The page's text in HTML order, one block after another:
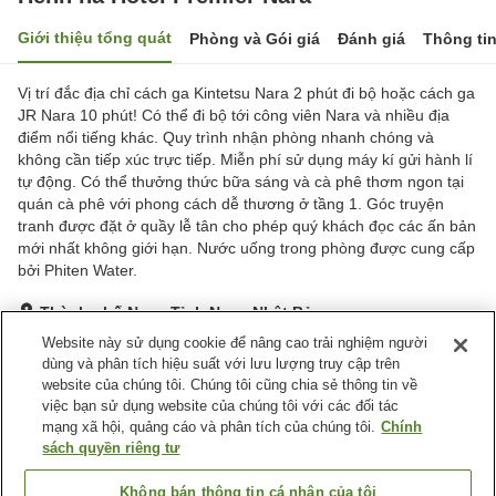
Giới thiệu tổng quát Phòng và Gói giá Đánh giá Thông
Vị trí đắc địa chỉ cách ga Kintetsu Nara 2 phút đi bộ hoặc cách ga
JR Nara 10 phút! Có thể đi bộ tới công viên Nara và nhiều địa
điểm nổi tiếng khác. Quy trình nhận phòng nhanh chóng và
không cần tiếp xúc trực tiếp. Miễn phí sử dụng máy kí gửi hành lí
tự động. Có thể thưởng thức bữa sáng và cà phê thơm ngon tại
quán cà phê với phong cách dễ thương ở tầng 1. Góc truyện
tranh được đặt ở quầy lễ tân cho phép quý khách đọc các ấn bản
mới nhất không giới hạn. Nước uống trong phòng được cung cấp
bởi Phiten Water.
Thành phố Nara, Tỉnh Nara, Nhật Bản
Hiển thị trên bản đồ
Tuyệt vời Đánh giá:916 lượt
Tiện nghi chỗ nghỉ
Wi-Fi
Nhà hàng
Máy bán hàng tự động
Giặt ủi có phí
Website này sử dụng cookie để nâng cao trải nghiệm người
dùng và phân tích hiệu suất với lưu lượng truy cập trên
website của chúng tôi. Chúng tôi cũng chia sẻ thông tin về
việc bạn sử dụng website của chúng tôi với các đối tác
mạng xã hội, quảng cáo và phân tích của chúng tôi. Chính
sách quyền riêng tư
Không bán thông tin cá nhân của tôi